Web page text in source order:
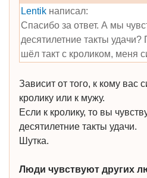
Lentikнаписал:
Спасибо за ответ. А мы
десятилетние такты удачи?
шёл такт с кроликом, меня
Зависит от того, к кому вас
кролику или к мужу.
Если к кролику, то вы
десятилетние такты удачи.
Шутка.
Люди чувствуют других